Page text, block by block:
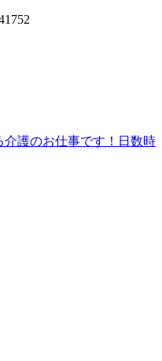
介護のお仕事です！日数時